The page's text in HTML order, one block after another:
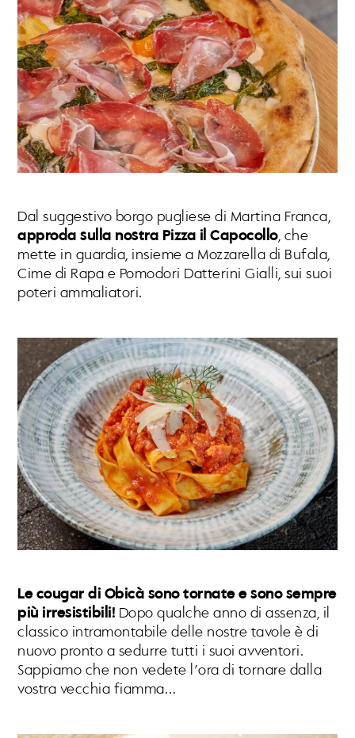
Dal suggestivo borgo pugliese di Martina Franca,
approda sulla nostra Pizza il Capocollo, che
mette in guardia, insieme a Mozzarella di Bufala,
Cime di Rapa e Pomodori Datterini Gialli, sui suoi
poteri ammaliatori.
Le cougar di Obicà sono tornate e sono sempre
più irresistibili! Dopo qualche anno di assenza, il
classico intramontabile delle nostre tavole è di
nuovo pronto a sedurre tutti i suoi avventori.
Sappiamo che non vedete l’ora di tornare dalla
vostra vecchia fiamma…